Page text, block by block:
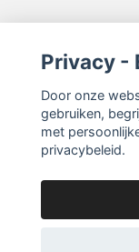
Privacy -
Door onze
gebruiken,
met
privacybeleid.